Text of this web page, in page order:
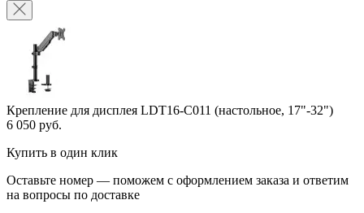
Крепление для дисплея LDT16-C011 (настольное, 17"-32")
6 050 руб.
Купить в один клик
Оставьте номер — поможем с оформлением заказа и ответим
на вопросы по доставке